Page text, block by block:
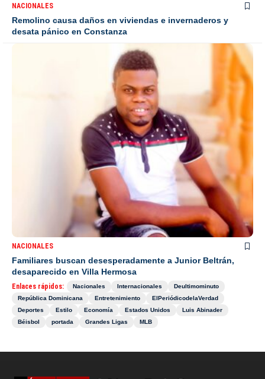
NACIONALES
Remolino causa daños en viviendas e invernaderos y
desata pánico en Constanza
NACIONALES
Familiares buscan desesperadamente a Junior Beltrán,
desaparecido en Villa Hermosa
Enlaces rápidos: Nacionales Internacionales
Deultimominuto
República Dominicana
Entretenimiento
ElPeriódicodelaVerdad
Deportes
Estilo Economía Estados Unidos
Luis Abinader
Béisbol
portada Grandes Ligas MLB